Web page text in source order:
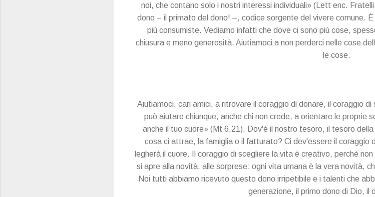
noi, che contano solo i nostri interessi individuali» (Lett enc.
dono – il primato del dono! –, codice sorgente del vivere comune.
più consumiste. Vediamo infatti che dove ci sono più cose,
chiusura e meno generosità. Aiutiamoci a non perderci nelle cose
le cose.
Aiutiamoci, cari amici, a ritrovare il coraggio di donare, il coraggio
può aiutare chiunque, anche chi non crede, a orientare le proprie
anche il tuo cuore» (Mt 6,21). Dov'è il nostro tesoro, il tesoro
cosa ci attrae, la famiglia o il fatturato? Ci dev'essere il coraggio
legherà il cuore. Il coraggio di scegliere la vita è creativo, perché
si apre alla novità, alle sorprese: ogni vita umana è la vera novità,
Noi tutti abbiamo ricevuto questo dono irripetibile e i talenti che
generazione, il primo dono di Dio, il